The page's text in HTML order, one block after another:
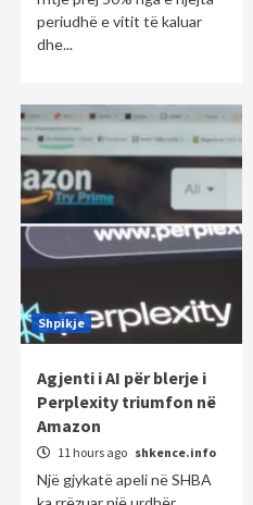
periudhë e vitit të kaluar
dhe...
Shpikje
Agjenti i AI për blerje i
Perplexity triumfon në
Amazon
11 hours ago shkence.info
Një gjykatë apeli në SHBA